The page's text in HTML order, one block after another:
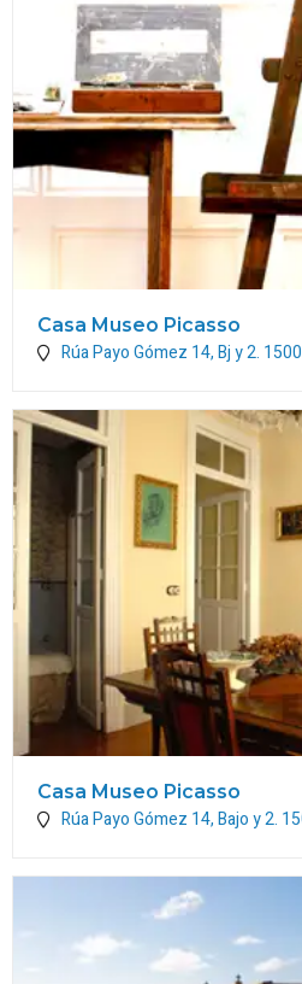
Casa Museo Picasso
Rúa Payo Gómez 14, Bj y 2.
Casa Museo Picasso
Rúa Payo Gómez 14, Bajo y 2.